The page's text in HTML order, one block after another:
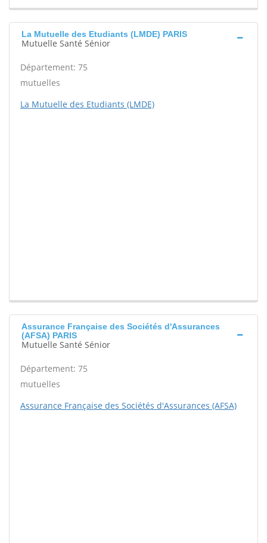
La Mutuelle des Etudiants (LMDE) PARIS
Mutuelle Santé Sénior
Département: 75
mutuelles
La Mutuelle des Etudiants (LMDE)
Assurance Française des Sociétés d'Assurances
(AFSA) PARIS
Mutuelle Santé Sénior
Département: 75
mutuelles
Assurance Française des Sociétés d'Assurances (AFSA)